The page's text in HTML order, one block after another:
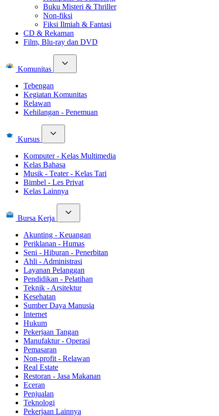
Buku Misteri & Thriller
Non-fiksi
Fiksi Ilmiah & Fantasi
CD & Rekaman
Film, Blu-ray dan DVD
Komunitas
Tebengan
Kegiatan Komunitas
Relawan
Kehilangan - Penemuan
Kursus
Komputer - Kelas Multimedia
Kelas Bahasa
Musik - Teater - Kelas Tari
Bimbel - Les Privat
Kelas Lainnya
Bursa Kerja
Akunting - Keuangan
Periklanan - Humas
Seni - Hiburan - Penerbitan
Ahli - Administrasi
Layanan Pelanggan
Pendidikan - Pelatihan
Teknik - Arsitektur
Kesehatan
Sumber Daya Manusia
Internet
Hukum
Pekerjaan Tangan
Manufaktur - Operasi
Pemasaran
Non-profit - Relawan
Real Estate
Restoran - Jasa Makanan
Eceran
Penjualan
Teknologi
Pekerjaan Lainnya